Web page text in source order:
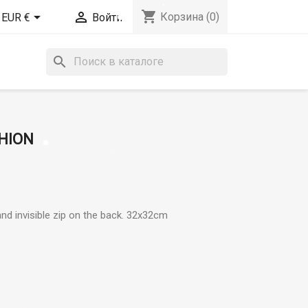
EUR €  Войти shopping_cart Корзина (0)
search
invisible zip on the back. 32x32cm